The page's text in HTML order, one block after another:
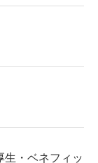
・ベネフィッ